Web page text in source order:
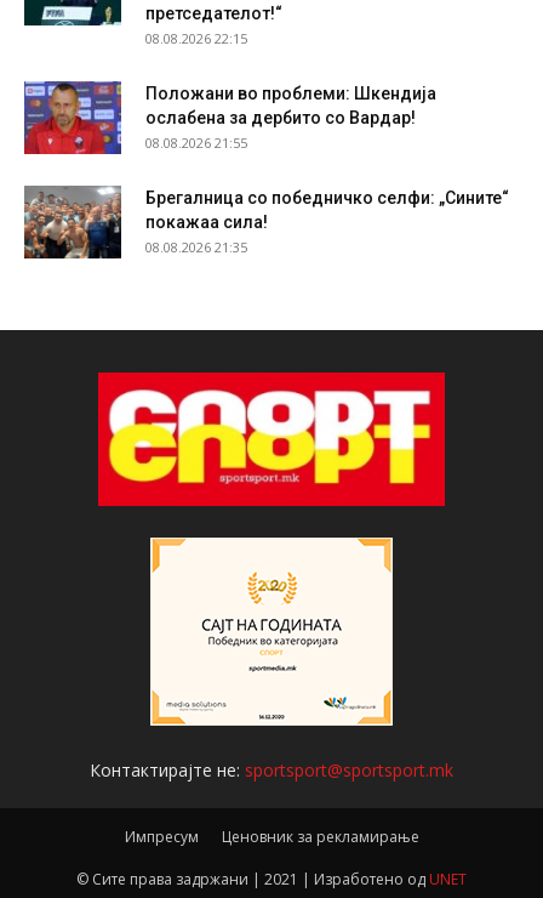
претседателот!“
08.08.2026 22:15
Положани во проблеми: Шкендија
ослабена за дербито со Вардар!
08.08.2026 21:55
Брегалница со победничко селфи: „Сините“
покажаа сила!
08.08.2026 21:35
Контактирајте не: sportsport@sportsport.mk
Импресум Ценовник за рекламирање
© Сите права задржани | 2021 | Изработено од UNET